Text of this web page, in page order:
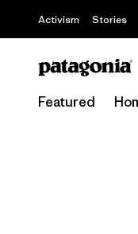
Activism Stories
Featured